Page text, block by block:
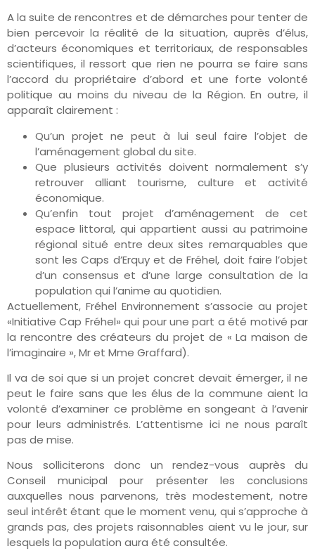
A la suite de rencontres et de démarches pour tenter de
bien percevoir la réalité de la situation, auprès d’élus,
d’acteurs économiques et territoriaux, de responsables
scientifiques, il ressort que rien ne pourra se faire sans
l’accord du propriétaire d’abord et une forte volonté
politique au moins du niveau de la Région. En outre, il
apparaît clairement :
Qu’un projet ne peut à lui seul faire l’objet de
l’aménagement global du site.
Que plusieurs activités doivent normalement s’y
retrouver alliant tourisme, culture et activité
économique.
Qu’enfin tout projet d’aménagement de cet
espace littoral, qui appartient aussi au patrimoine
régional situé entre deux sites remarquables que
sont les Caps d’Erquy et de Fréhel, doit faire l’objet
d’un consensus et d’une large consultation de la
population qui l’anime au quotidien.
Actuellement, Fréhel Environnement s’associe au projet
«Initiative Cap Fréhel» qui pour une part a été motivé par
la rencontre des créateurs du projet de « La maison de
l’imaginaire », Mr et Mme Graffard).
Il va de soi que si un projet concret devait émerger, il ne
peut le faire sans que les élus de la commune aient la
volonté d’examiner ce problème en songeant à l’avenir
pour leurs administrés. L’attentisme ici ne nous paraît
pas de mise.
Nous solliciterons donc un rendez-vous auprès du
Conseil municipal pour présenter les conclusions
auxquelles nous parvenons, très modestement, notre
seul intérêt étant que le moment venu, qui s’approche à
grands pas, des projets raisonnables aient vu le jour, sur
lesquels la population aura été consultée.